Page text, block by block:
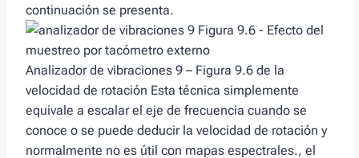
continuación se presenta.
Analizador de vibraciones 9 – Figura 9.6 de la
velocidad de rotación Esta técnica simplemente
equivale a escalar el eje de frecuencia cuando se
conoce o se puede deducir la velocidad de rotación y
normalmente no es útil con mapas espectrales., el